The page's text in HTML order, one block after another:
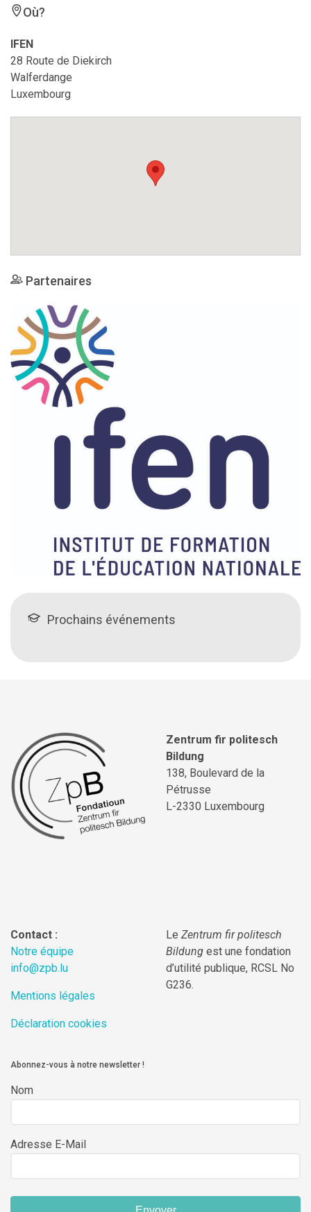
Où?
IFEN
28 Route de Diekirch
Walferdange
Luxembourg
Partenaires
Prochains événements
Zentrum fir politesch
Bildung
138, Boulevard de la
Pétrusse
L-2330 Luxembourg
Contact :
Notre équipe
info@zpb.lu
Mentions légales
Déclaration cookies
Le Zentrum fir politesch
Bildung est une fondation
d’utilité publique, RCSL No
G236.
Abonnez-vous à notre newsletter !
Nom
Adresse E-Mail